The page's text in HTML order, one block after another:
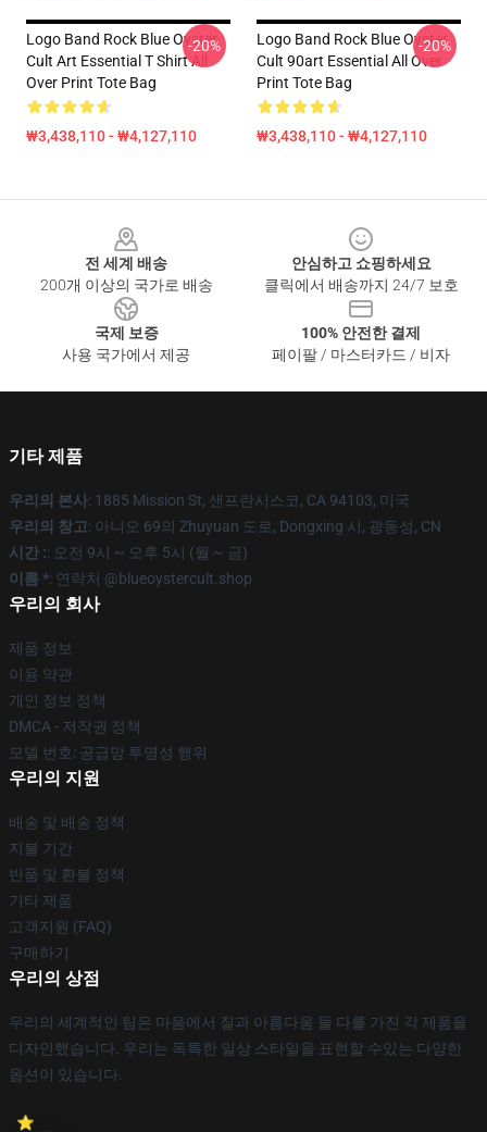
Logo Band Rock Blue Oyster
Cult Art Essential T Shirt All
Over Print Tote Bag
₩3,438,110 - ₩4,127,110
-20%
Logo Band Rock Blue Oyster
Cult 90art Essential All Over
Print Tote Bag
₩3,438,110 - ₩4,127,110
-20%
전 세계 배송
200개 이상의 국가로 배송
안심하고 쇼핑하세요
클릭에서 배송까지 24/7 보호
국제 보증
사용 국가에서 제공
100% 안전한 결제
페이팔 / 마스터카드 / 비자
기타 제품
우리의 본사: 1885 Mission St, 샌프란시스코, CA 94103, 미국
우리의 창고: 아니오 69의 Zhuyuan 도로, Dongxing 시, 광동성, CN
시간 :: 오전 9시 ~ 오후 5시 (월 ~ 금)
이름 *: 연락처 @blueoystercult.shop
우리의 회사
제품 정보
이용 약관
개인 정보 정책
DMCA - 저작권 정책
모델 번호: 공급망 투명성 행위
우리의 지원
배송 및 배송 정책
지불 기간
반품 및 환불 정책
기타 제품
고객지원 (FAQ)
구매하기
우리의 상점
우리의 세계적인 팀은 마음에서 질과 아름다움 둘 다를 가진 각 제품을
디자인했습니다. 우리는 독특한 일상 스타일을 표현할 수있는 다양한
옵션이 있습니다.